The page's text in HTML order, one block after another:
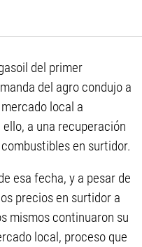
del primer
del agro condujo a
local a
a una recuperación
en surtidor.
esa fecha, y a pesar de
precios en surtidor a
mismos continuaron su
local, proceso que